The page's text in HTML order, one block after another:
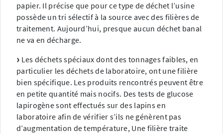
papier. Il précise que pour ce type de déchet l’usine
possède un tri sélectif à la source avec des filières de
traitement. Aujourd’hui, presque aucun déchet banal
ne va en décharge.
Les déchets spéciaux dont des tonnages faibles, en
particulier les déchets de laboratoire, ont une filière
bien spécifique. Les produits rencontrés peuvent être
en petite quantité mais nocifs. Des tests de glucose
lapirogène sont effectués sur des lapins en
laboratoire afin de vérifier s’ils ne génèrent pas
d’augmentation de température, Une filière traite